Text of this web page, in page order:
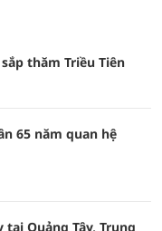
thăm Triều Tiên
65 năm quan hệ
Quảng Tây, Trung